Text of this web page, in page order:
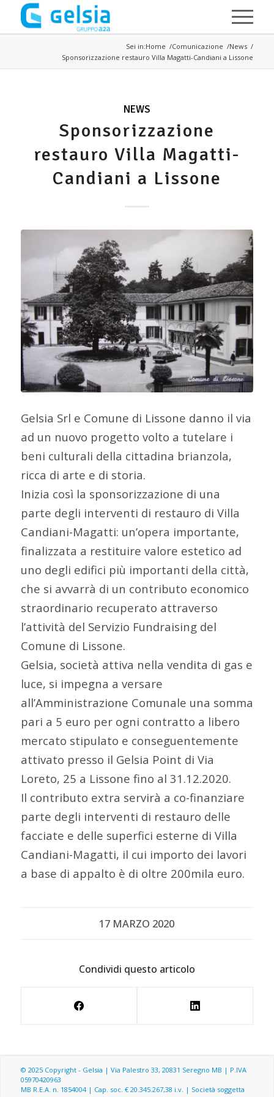
Salta al contenuto principale
Sei in:Home Comunicazione
News
Sponsorizzazione restauro Villa Magatti-Candiani a Lissone
NEWS
Sponsorizzazione
restauro Villa Magatti-
Candiani a Lissone
Immagine
Gelsia Srl e Comune di Lissone danno il via
ad un nuovo progetto volto a tutelare i
beni culturali della cittadina brianzola,
ricca di arte e di storia.
Inizia così la sponsorizzazione di una
parte degli interventi di restauro di Villa
Candiani-Magatti: un’opera importante,
finalizzata a restituire valore estetico ad
uno degli edifici più importanti della città,
che si avvarrà di un contributo economico
straordinario recuperato attraverso
l’attività del Servizio Fundraising del
Comune di Lissone.
Gelsia, società attiva nella vendita di gas e
luce, si impegna a versare
all’Amministrazione Comunale una somma
pari a 5 euro per ogni contratto a libero
mercato stipulato e conseguentemente
attivato presso il Gelsia Point di Via
Loreto, 25 a Lissone fino al 31.12.2020.
Il contributo extra servirà a co-finanziare
parte degli interventi di restauro delle
facciate e delle superfici esterne di Villa
Candiani-Magatti, il cui importo dei lavori
a base di appalto è di oltre 200mila euro.
17 MARZO 2020
Condividi questo articolo
© 2025 Copyright - Gelsia | Via Palestro 33, 20831 Seregno MB | P.IVA
05970420963
MB R.E.A. n. 1854004 | Cap. soc. € 20.345.267,38 i.v. | Società soggetta